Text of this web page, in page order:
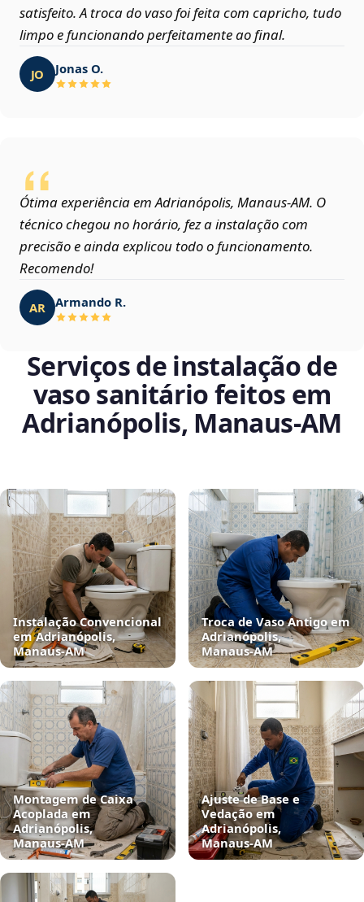
satisfeito. A troca do vaso foi feita com capricho, tudo
limpo e funcionando perfeitamente ao final.
JO Jonas O.
Ótima experiência em Adrianópolis, Manaus‑AM. O
técnico chegou no horário, fez a instalação com
precisão e ainda explicou todo o funcionamento.
Recomendo!
AR Armando R.
Serviços de instalação de
vaso sanitário feitos em
Adrianópolis, Manaus‑AM
Instalação Convencional
em Adrianópolis,
Manaus‑AM
Troca de Vaso Antigo em
Adrianópolis,
Manaus‑AM
Montagem de Caixa
Acoplada em
Adrianópolis,
Manaus‑AM
Ajuste de Base e
Vedação em
Adrianópolis,
Manaus‑AM